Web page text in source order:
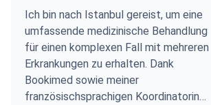
Ich bin nach Istanbul gereist, um eine
umfassende medizinische Behandlung
für einen komplexen Fall mit mehreren
Erkrankungen zu erhalten. Dank
Bookimed sowie meiner
französischsprachigen Koordinatorin